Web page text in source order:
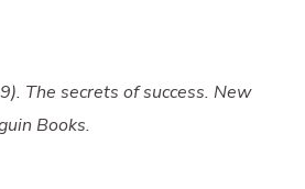
The secrets of success. New
Books.